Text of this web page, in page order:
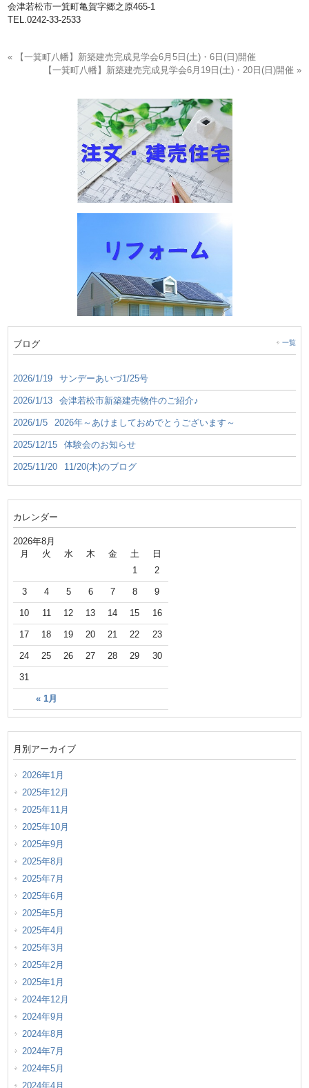
会津若松市一箕町亀賀字郷之原465-1
TEL.0242-33-2533
« 【一箕町八幡】新築建売完成見学会6月5日(土)・6日(日)開催
【一箕町八幡】新築建売完成見学会6月19日(土)・20日(日)開催 »
ブログ 一覧
2026/1/19 サンデーあいづ1/25号
2026/1/13 会津若松市新築建売物件のご紹介♪
2026/1/5 2026年～あけましておめでとうございます～
2025/12/15 体験会のお知らせ
2025/11/20 11/20(木)のブログ
カレンダー
2026年8月
月 火 水 木 金 土 日
« 1月
1 2
3 4 5 6 7 8 9
10 11 12 13 14 15 16
17 18 19 20 21 22 23
24 25 26 27 28 29 30
31
月別アーカイブ
2026年1月
2025年12月
2025年11月
2025年10月
2025年9月
2025年8月
2025年7月
2025年6月
2025年5月
2025年4月
2025年3月
2025年2月
2025年1月
2024年12月
2024年9月
2024年8月
2024年7月
2024年5月
2024年4月